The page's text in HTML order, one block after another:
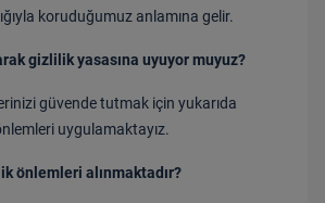
koruduğumuz anlamına gelir.
gizlilik yasasına uyuyor muyuz?
güvende tutmak için yukarıda
uygulamaktayız.
önlemleri alınmaktadır?